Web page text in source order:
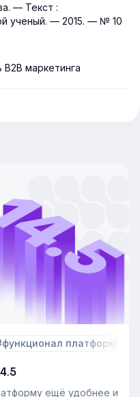
— Текст :
ученый. — 2015. — № 10
маркетинга
платформы
ещё удобнее и